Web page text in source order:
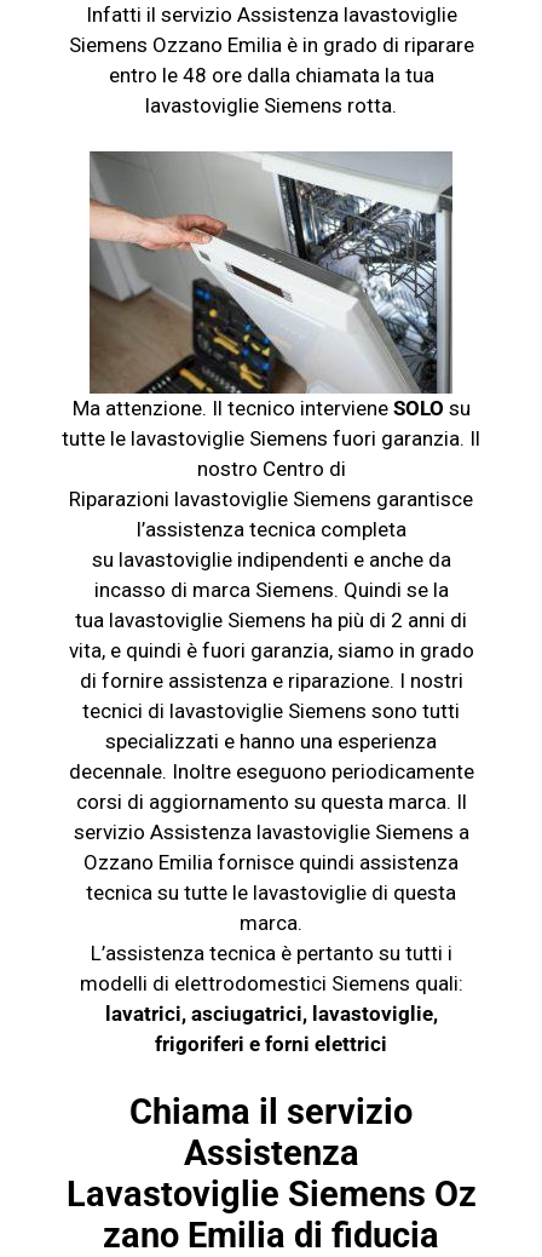
Infatti il servizio Assistenza lavastoviglie
Siemens Ozzano Emilia è in grado di riparare
entro le 48 ore dalla chiamata la tua
lavastoviglie Siemens rotta.
Ma attenzione. Il tecnico interviene SOLO su
tutte le lavastoviglie Siemens fuori garanzia. Il
nostro Centro di
Riparazioni lavastoviglie Siemens garantisce
l’assistenza tecnica completa
su lavastoviglie indipendenti e anche da
incasso di marca Siemens. Quindi se la
tua lavastoviglie Siemens ha più di 2 anni di
vita, e quindi è fuori garanzia, siamo in grado
di fornire assistenza e riparazione. I nostri
tecnici di lavastoviglie Siemens sono tutti
specializzati e hanno una esperienza
decennale. Inoltre eseguono periodicamente
corsi di aggiornamento su questa marca. Il
servizio Assistenza lavastoviglie Siemens a
Ozzano Emilia fornisce quindi assistenza
tecnica su tutte le lavastoviglie di questa
marca.
L’assistenza tecnica è pertanto su tutti i
modelli di elettrodomestici Siemens quali:
lavatrici, asciugatrici, lavastoviglie,
frigoriferi e forni elettrici
Chiama il servizio
Assistenza
Lavastoviglie Siemens Oz
zano Emilia di fiducia